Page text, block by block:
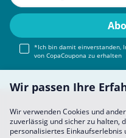
*Ich bin damit einverstanden,
von CopaCoupona zu erhalten
Wir passen Ihre
Wir verwenden Cookies und
zuverlässig und sicher zu halten,
personalisiertes Einkaufserlebnis